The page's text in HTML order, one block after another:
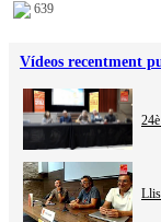
639
Vídeos recentment